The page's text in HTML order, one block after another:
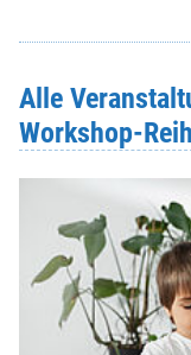
Alle
Workshop-